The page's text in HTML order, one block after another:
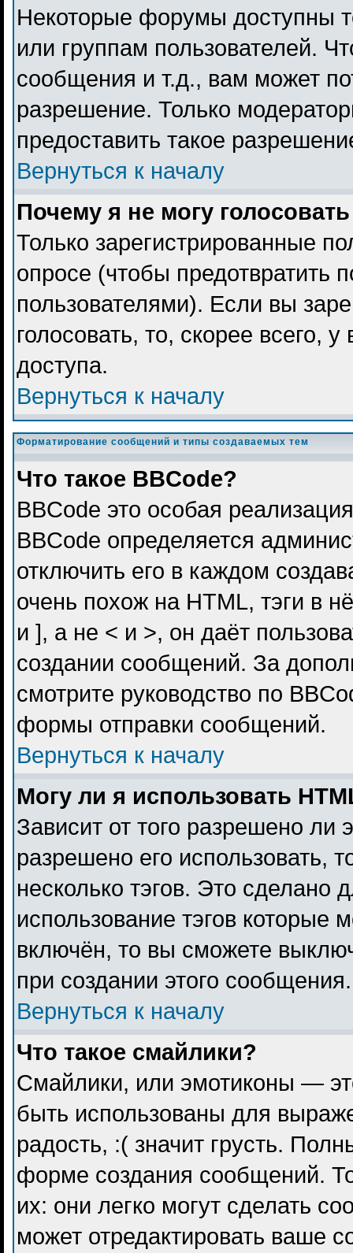
Некоторые форумы доступны
или группам пользователей.
сообщения и т.д., вам может
разрешение. Только
предоставить такое
Вернуться к началу
Почему я не могу
Только зарегистрированные
опросе (чтобы предотвратить
пользователями). Если вы
голосовать, то, скорее всего,
доступа.
Вернуться к началу
Форматирование сообщений и типы создаваемых тем
Что такое BBCode?
BBCode это особая
BBCode определяется
отключить его в каждом
очень похож на HTML, тэги в
и ], а не < и >, он даёт
создании сообщений. За
смотрите руководство по
формы отправки сообщений.
Вернуться к началу
Могу ли я использовать
Зависит от того разрешено ли
разрешено его использовать,
несколько тэгов. Это сделано
использование тэгов которые
включён, то вы сможете
при создании этого сообщения.
Вернуться к началу
Что такое смайлики?
Смайлики, или эмотиконы —
быть использованы для
радость, :( значит грусть.
форме создания сообщений.
их: они легко могут сделать
может отредактировать ваше